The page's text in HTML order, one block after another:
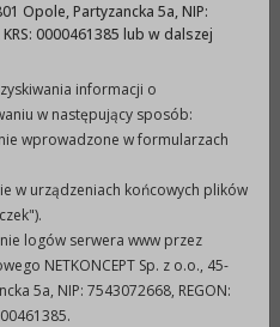
01-12-2021
01-12-2021 14:46
06-12-2021 10:35
Urząd Miejski w
Prudniku
Opole, Partyzancka 5a, NIP:
0000461385 lub w dalszej
informacji o
w następujący sposób:
wprowadzone w formularzach
w urządzeniach końcowych plików
logów serwera www przez
NETKONCEPT Sp. z o.o., 45-
5a, NIP: 7543072668, REGON: